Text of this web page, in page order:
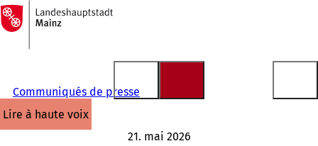
Accéder au contenu
Vers
la
page
d'accueil
Communiqués de presse
lire à haute voix
21. mai 2026